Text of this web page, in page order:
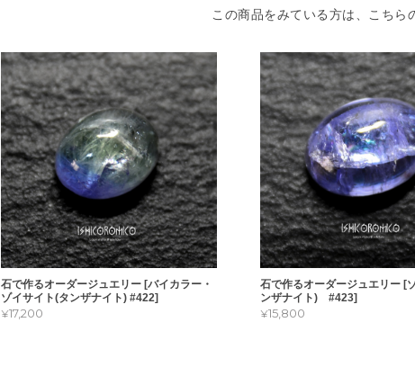
この商品をみている方は、こちら
石で作るオーダージュエリー [バイカラー・
ゾイサイト(タンザナイト) #422]
¥17,200
石で作るオーダージュエリー [
ンザナイト) #423]
¥15,800